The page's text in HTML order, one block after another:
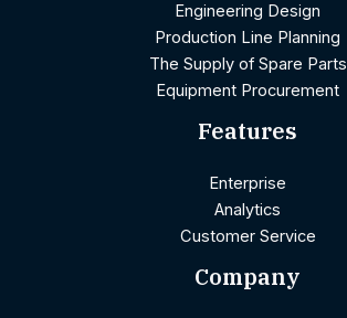
Engineering Design
Production Line Planning
The Supply of Spare Parts
Equipment Procurement
Features
Enterprise
Analytics
Customer Service
Company